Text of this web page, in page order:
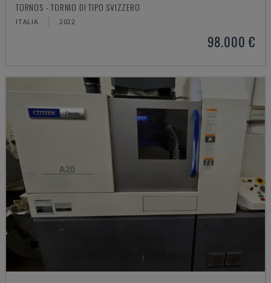
TORNOS - TORNIO DI TIPO SVIZZERO
ITALIA 2022
98.000 €